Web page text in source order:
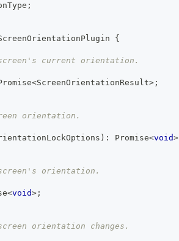
;
{
current orientation.
<ScreenOrientationResult> ;
orientation.
) : Promise<void>
orientation.
<void> ;
orientation changes.